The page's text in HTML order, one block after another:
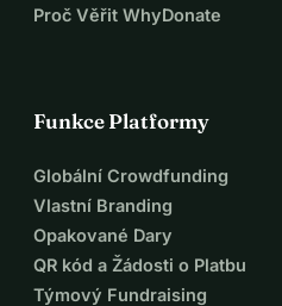
Proč Věřit WhyDonate
Funkce Platformy
Globální Crowdfunding
Vlastní Branding
Opakované Dary
QR kód a Žádosti o Platbu
Týmový Fundraising